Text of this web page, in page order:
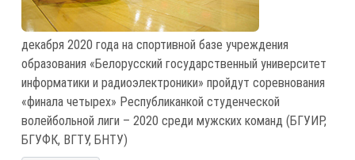
декабря 2020 года на спортивной базе учреждения
образования «Белорусский государственный университет
информатики и радиоэлектроники» пройдут соревнования
«финала четырех» Республиканкой студенческой
волейбольной лиги – 2020 среди мужских команд (БГУИР,
БГУФК, ВГТУ, БНТУ)